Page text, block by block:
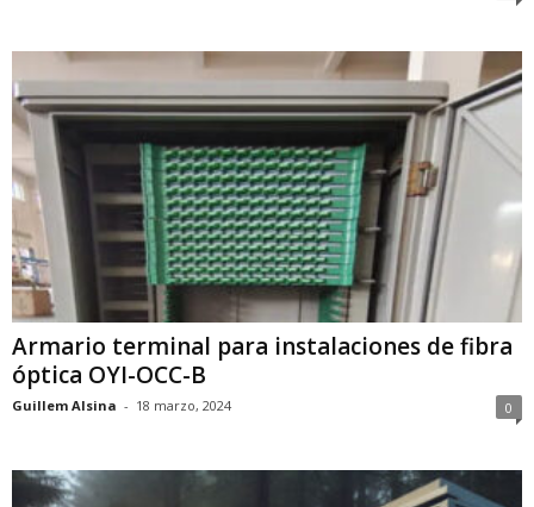
Armario terminal para instalaciones de fibra
óptica OYI-OCC-B
Guillem Alsina - 18 marzo, 2024 0